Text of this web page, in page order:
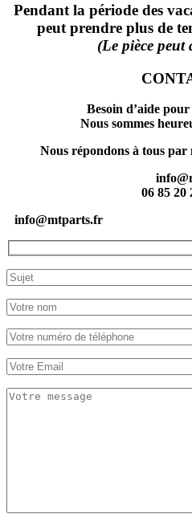
Pendant la période des
peut prendre plus de
(Le pièce peut
Besoin d’aide
Nous sommes
Nous répondons à tous par
06 85 20
info@mtparts.fr